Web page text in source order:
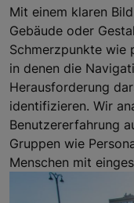
Mit einem klaren
Gebäude oder
Schmerzpunkte wie
in denen die
Herausforderung
identifizieren. Wir
Benutzererfahrung
Gruppen wie
Menschen mit